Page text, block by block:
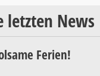
letzten News
Ferien!